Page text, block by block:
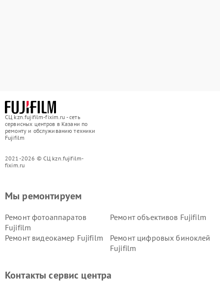
СЦ kzn.fujifilm-fixim.ru - сеть
сервисных центров в Казани по
ремонту и обслуживанию техники
Fujifilm
2021-2026 © СЦ kzn.fujifilm-
fixim.ru
Мы ремонтируем
Ремонт фотоаппаратов
Fujifilm
Ремонт объективов Fujifilm
Ремонт видеокамер Fujifilm
Ремонт цифровых биноклей
Fujifilm
Контакты сервис центра